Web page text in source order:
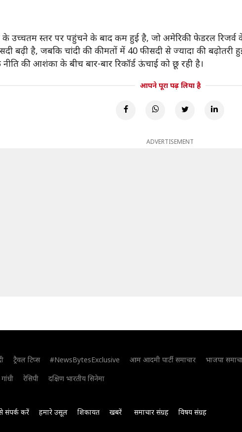
उच्चतम स्तर पर पहुंचने के बाद कम हुई है, जो अमेरिकी फेडरल रिजर्व के
बढ़ी है, जबकि चांदी की कीमतों में 40 फीसदी से ज्यादा की बढ़ोतरी
की आशंका के बीच बार-बार रिकॉर्ड ऊंचाई को छू रही है।
आपने पूरा पढ़ लिया है
ADVERTISEMENT
ट्रैवल टिप्स #NewsBytesExclusive आम आदमी पार्टी समाचार भाजपा
रेसिपी दक्षिण भारतीय सिनेमा
संपर्क करें हमारे उसूल शिकायत खबरें समाचार संग्रह विषय संग्रह